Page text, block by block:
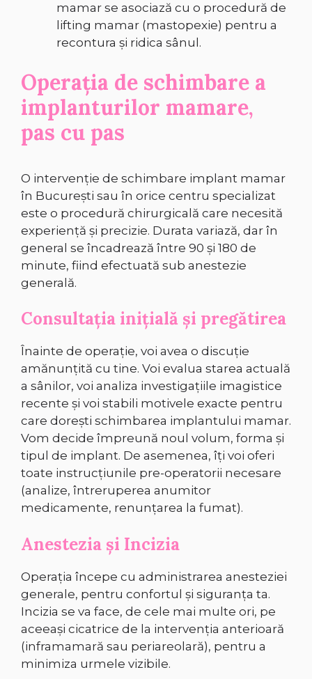
mamar se asociază cu o procedură de
lifting mamar (mastopexie) pentru a
recontura și ridica sânul.
Operația de schimbare a
implanturilor mamare,
pas cu pas
O intervenție de schimbare implant mamar
în București sau în orice centru specializat
este o procedură chirurgicală care necesită
experiență și precizie. Durata variază, dar în
general se încadrează între 90 și 180 de
minute, fiind efectuată sub anestezie
generală.
Consultația inițială și pregătirea
Înainte de operație, voi avea o discuție
amănunțită cu tine. Voi evalua starea actuală
a sânilor, voi analiza investigațiile imagistice
recente și voi stabili motivele exacte pentru
care dorești schimbarea implantului mamar.
Vom decide împreună noul volum, forma și
tipul de implant. De asemenea, îți voi oferi
toate instrucțiunile pre-operatorii necesare
(analize, întreruperea anumitor
medicamente, renunțarea la fumat).
Anestezia și Incizia
Operația începe cu administrarea anesteziei
generale, pentru confortul și siguranța ta.
Incizia se va face, de cele mai multe ori, pe
aceeași cicatrice de la intervenția anterioară
(inframamară sau periareolară), pentru a
minimiza urmele vizibile.